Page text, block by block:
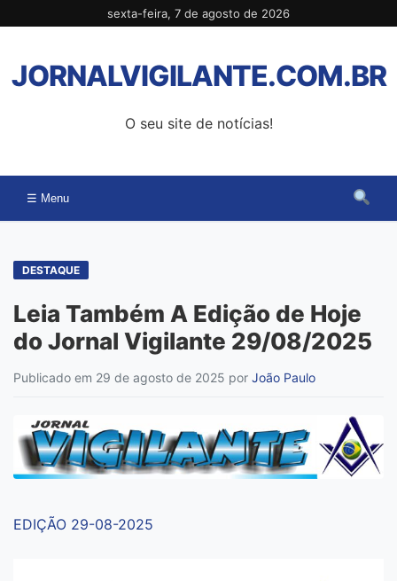
para
conteúdo
sexta-feira, 7 de agosto de 2026
JORNALVIGILANTE.COM.BR
O seu site de notícias!
☰ Menu
DESTAQUE
Leia Também A Edição de Hoje
do Jornal Vigilante 29/08/2025
Publicado em 29 de agosto de 2025 por João Paulo
EDIÇÃO 29-08-2025